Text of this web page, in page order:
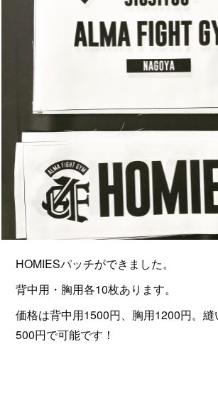
HOMIESパッチができました。
背中用・胸用各10枚あります。
価格は背中用1500円、胸用1200円。
500円で可能です！